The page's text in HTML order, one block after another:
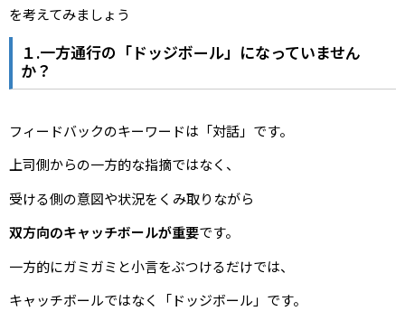
を考えてみましょう
１.一方通行の「ドッジボール」になっていません
か？
フィードバックのキーワードは「対話」です。
上司側からの一方的な指摘ではなく、
受ける側の意図や状況をくみ取りながら
双方向のキャッチボールが重要です。
一方的にガミガミと小言をぶつけるだけでは、
キャッチボールではなく「ドッジボール」です。